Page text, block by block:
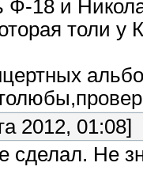
Ф-18 и
толи
2012, 01:08]
сделал. Не